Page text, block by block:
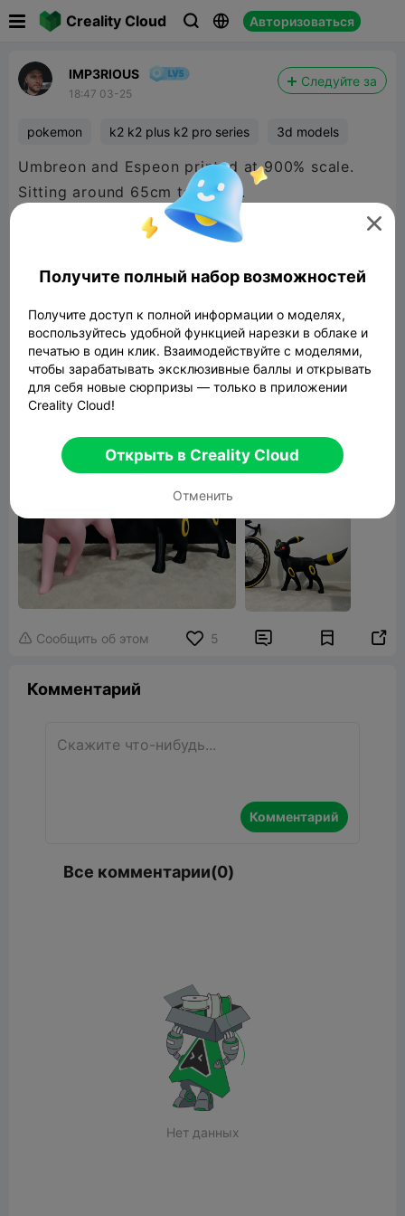
Creality Cloud   Авторизоваться
IMP3RIOUS
18:47 03-25
Следуйте за
pokemon k2 k2 plus k2 pro series 3d models
Umbreon and Espeon printed at 900% scale.
Sitting around 65cm tall each.
****** PLA+ at 10% infill
Sliced and split with connectors in CrealityPrint
K2 Pro
Models from Cults3D
 Сообщить об этом 5  
Комментарий
Комментарий
Все комментарии(0)
Нет данных

Получите полный набор возможностей
Получите доступ к полной информации о моделях,
воспользуйтесь удобной функцией нарезки в облаке и
печатью в один клик. Взаимодействуйте с моделями,
чтобы зарабатывать эксклюзивные баллы и открывать
для себя новые сюрпризы — только в приложении
Creality Cloud!
Открыть в Creality Cloud
Отменить